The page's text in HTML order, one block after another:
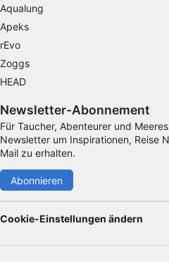
Aqualung
Apeks
rEvo
Zoggs
HEAD
Newsletter-Abonnement
Für Taucher, Abenteurer und
Newsletter um Inspirationen, Reise
Mail zu erhalten.
Abonnieren
Cookie-Einstellungen ändern
Geräte anhand von aktiv
Informationen identifizieren
Notwendig
Performance
Funktional